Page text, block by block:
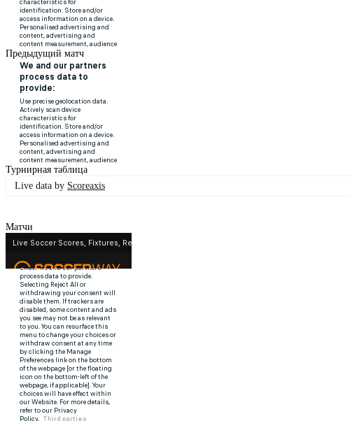
Предыдущий матч
Турнирная таблица
Live data by Scoreaxis
Матчи